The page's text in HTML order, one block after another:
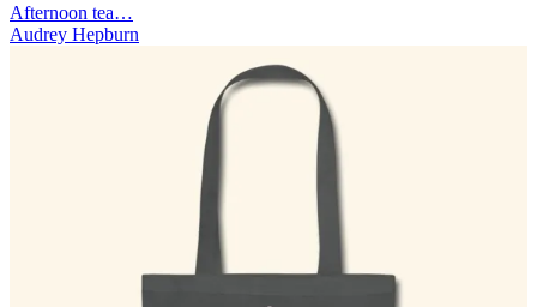
Afternoon tea…
Audrey Hepburn